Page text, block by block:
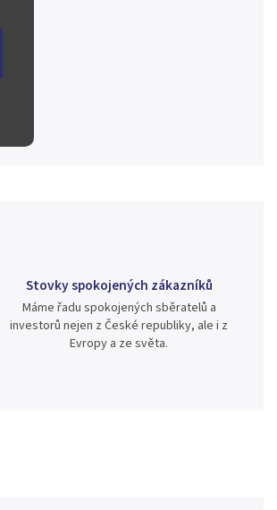
Stovky spokojených zákazníků
Máme řadu spokojených sběratelů a
investorů nejen z České republiky, ale i z
Evropy a ze světa.